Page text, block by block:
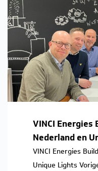
VINCI
Nederland en
VINCI Energies
Unique Lights